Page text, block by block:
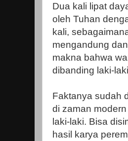
Dua kali lipat
oleh Tuhan
kali,
mengandung
makna bahwa
dibanding laki-
Faktanya sudah
di zaman
laki-laki. Bisa
hasil karya